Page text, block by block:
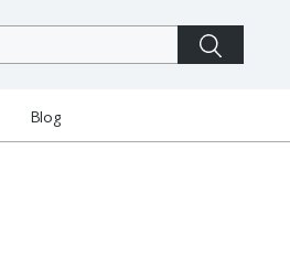
Blog